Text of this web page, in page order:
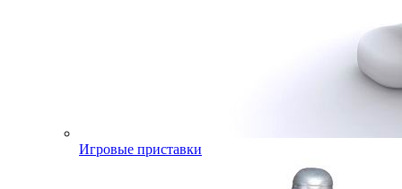
Игровые приставки